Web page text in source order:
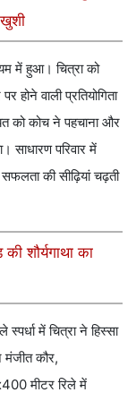
में हुआ। चित्रा को
वाली प्रतियोगिता
को कोच ने पहचाना और
साधारण परिवार में
की सीढ़ियां चढ़ती
शौर्यगाथा का
में चित्रा ने हिस्सा
मंजीत कौर,
मीटर रिले में